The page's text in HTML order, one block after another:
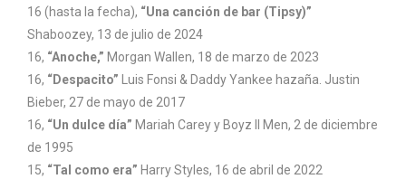
16 (hasta la fecha), “Una canción de bar (Tipsy)”
Shaboozey, 13 de julio de 2024
16, “Anoche,” Morgan Wallen, 18 de marzo de 2023
16, “Despacito” Luis Fonsi & Daddy Yankee hazaña. Justin
Bieber, 27 de mayo de 2017
16, “Un dulce día” Mariah Carey y Boyz II Men, 2 de diciembre
de 1995
15, “Tal como era” Harry Styles, 16 de abril de 2022